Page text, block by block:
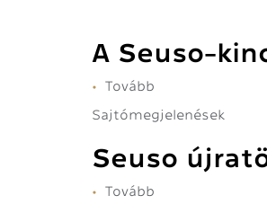
A Seuso-
Tovább
Seuso-
kincs
gasztronómia
Sajtómegjelenések
Seuso
Tovább